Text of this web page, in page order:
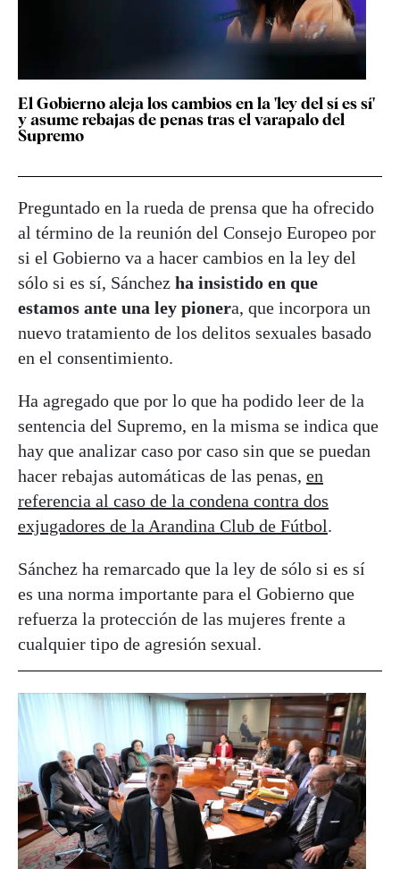
El Gobierno aleja los cambios en la 'ley del sí es sí'
y asume rebajas de penas tras el varapalo del
Supremo
Preguntado en la rueda de prensa que ha ofrecido
al término de la reunión del Consejo Europeo por
si el Gobierno va a hacer cambios en la ley del
sólo si es sí, Sánchez ha insistido en que
estamos ante una ley pionera, que incorpora un
nuevo tratamiento de los delitos sexuales basado
en el consentimiento.
Ha agregado que por lo que ha podido leer de la
sentencia del Supremo, en la misma se indica que
hay que analizar caso por caso sin que se puedan
hacer rebajas automáticas de las penas, en
referencia al caso de la condena contra dos
exjugadores de la Arandina Club de Fútbol.
Sánchez ha remarcado que la ley de sólo si es sí
es una norma importante para el Gobierno que
refuerza la protección de las mujeres frente a
cualquier tipo de agresión sexual.